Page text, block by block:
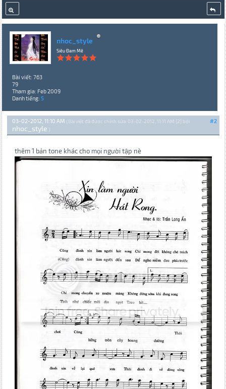
nhoc_style
Siêu Đam Mê
Bài viết: 763
79
Tham gia: Feb 2009
Danh tiếng: 5
#2
03-02-2012, 11:10 AM (Bài viết đã được chỉnh sửa: 03-02-2012, 11:11 AM {2} bởi
nhoc_style .)
thêm 1 bản tone khác cho mọi người tập nè